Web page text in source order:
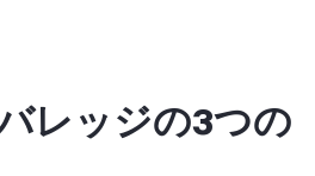
レッジの3つの